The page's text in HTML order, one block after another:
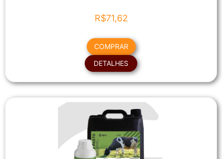
R$71,62
COMPRAR
DETALHES